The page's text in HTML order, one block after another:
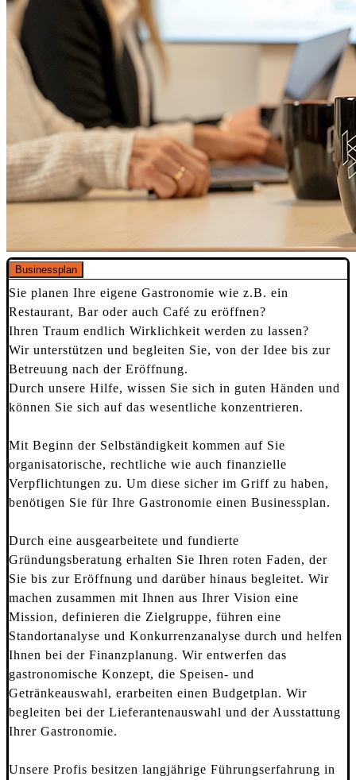
Businessplan
Sie planen Ihre eigene Gastronomie wie z.B. ein
Restaurant, Bar oder auch Café zu eröffnen?
Ihren Traum endlich Wirklichkeit werden zu lassen?
Wir unterstützen und begleiten Sie, von der Idee bis zur
Betreuung nach der Eröffnung.
Durch unsere Hilfe, wissen Sie sich in guten Händen und
können Sie sich auf das wesentliche konzentrieren.
Mit Beginn der Selbständigkeit kommen auf Sie
organisatorische, rechtliche wie auch finanzielle
Verpflichtungen zu. Um diese sicher im Griff zu haben,
benötigen Sie für Ihre Gastronomie einen Businessplan.
Durch eine ausgearbeitete und fundierte
Gründungsberatung erhalten Sie Ihren roten Faden, der
Sie bis zur Eröffnung und darüber hinaus begleitet. Wir
machen zusammen mit Ihnen aus Ihrer Vision eine
Mission, definieren die Zielgruppe, führen eine
Standortanalyse und Konkurrenzanalyse durch und helfen
Ihnen bei der Finanzplanung. Wir entwerfen das
gastronomische Konzept, die Speisen- und
Getränkeauswahl, erarbeiten einen Budgetplan. Wir
begleiten bei der Lieferantenauswahl und der Ausstattung
Ihrer Gastronomie.
Unsere Profis besitzen langjährige Führungserfahrung in